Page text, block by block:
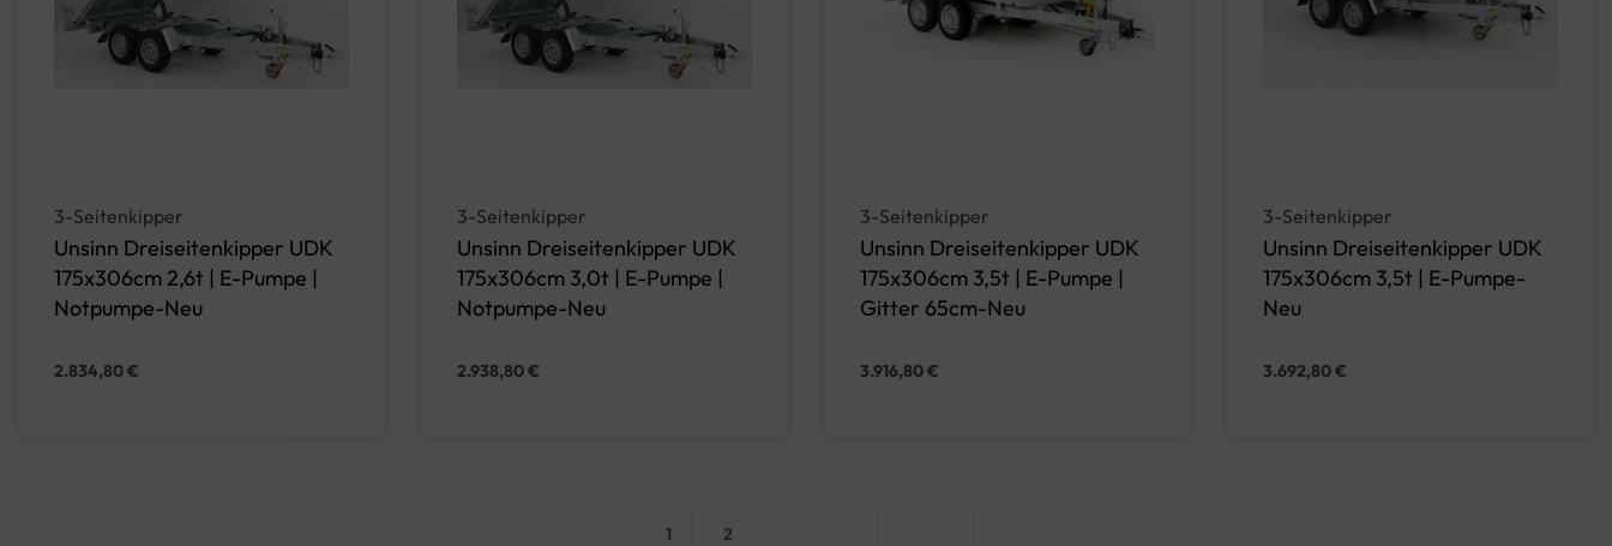
3-Seitenkipper
Unsinn Dreiseitenkipper UDK
175x306cm 2,6t | E-Pumpe |
Notpumpe-Neu
2.834,80€
3-Seitenkipper
Unsinn Dreiseitenkipper UDK
175x306cm 3,0t | E-Pumpe |
Notpumpe-Neu
2.938,80€
3-Seitenkipper
Unsinn Dreiseitenkipper UDK
175x306cm 3,5t | E-Pumpe |
Gitter 65cm-Neu
3.916,80€
3-Seitenkipper
Unsinn Dreiseitenkipper UDK
175x306cm 3,5t | E-Pumpe-
Neu
3.692,80€
1 2